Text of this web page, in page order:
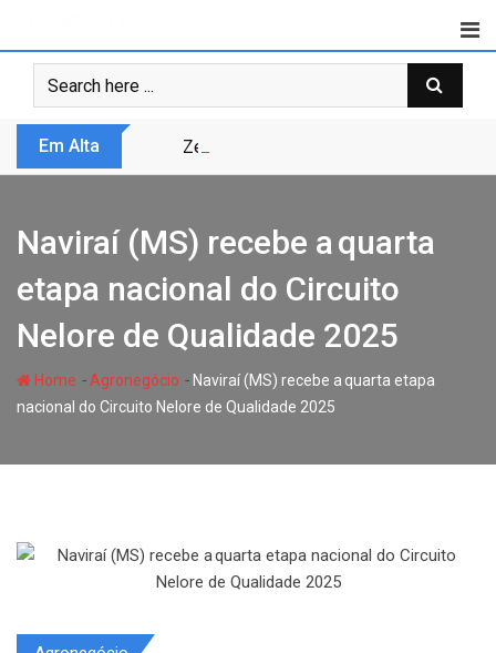
content
Em Alta Zero Trust não é modismo, é
Naviraí (MS) recebe a quarta
etapa nacional do Circuito
Nelore de Qualidade 2025
Home - Agronegócio - Naviraí (MS) recebe a quarta etapa
nacional do Circuito Nelore de Qualidade 2025